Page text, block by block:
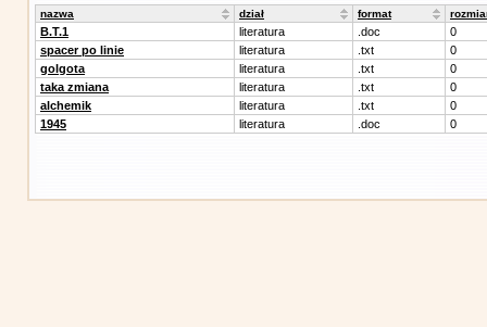
nazwa dział format
B.T.1 literatura .doc
0
spacer po linie
literatura .txt
0
golgota
literatura .txt
0
taka zmiana
literatura .txt
0
alchemik
literatura .txt
0
1945
literatura .doc 0